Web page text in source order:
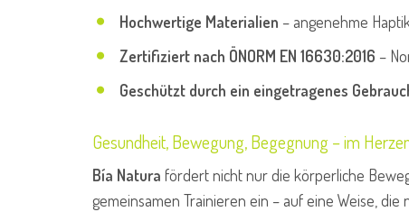
Hochwertige Materialien – angenehme
Zertifiziert nach ÖNORM EN 16630:2016 –
Geschützt durch ein eingetragenes
Gesundheit, Bewegung, Begegnung – im
Bía Natura fördert nicht nur die körperliche
gemeinsamen Trainieren ein – auf eine Weise, die